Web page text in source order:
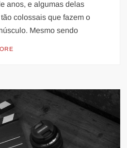
anos, e algumas delas
colossais que fazem o
Mesmo sendo